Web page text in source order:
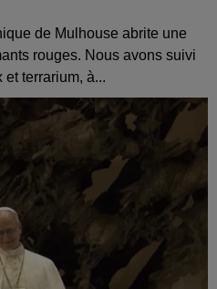
de Mulhouse abrite une
rouges. Nous avons suivi
terrarium, à...